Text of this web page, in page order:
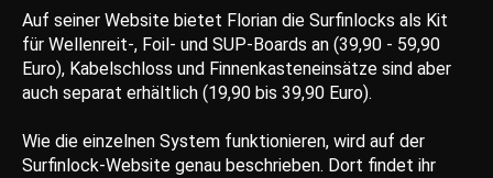
Auf seiner Website bietet Florian die Surfinlocks als Kit
für Wellenreit-, Foil- und SUP-Boards an (39,90 - 59,90
Euro), Kabelschloss und Finnenkasteneinsätze sind aber
auch separat erhältlich (19,90 bis 39,90 Euro).
Wie die einzelnen System funktionieren, wird auf der
Surfinlock-Website genau beschrieben. Dort findet ihr